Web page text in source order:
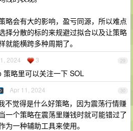
略会有大的影响，盈亏同源，所以难点
择分散的标的来规避过拟合以及让策略
就能横跨多种周期了。
29
2024 3
策略里可以关注一下 SOL
30
Apr 11, 2024
不觉得是什么好策略，因为震荡行情赚
一个策略在震荡里赚钱时就可能错过了
一种辅助工具来使用。